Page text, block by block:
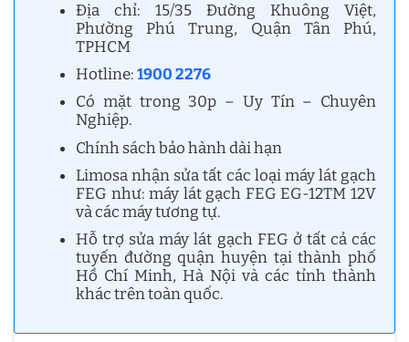
Địa chỉ: 15/35 Đường Khuông Việt,
Phường Phú Trung, Quận Tân Phú,
TPHCM
Hotline:1900 2276
Có mặt trong 30p – Uy Tín – Chuyên
Nghiệp.
Chính sách bảo hành dài hạn
Limosa nhận sửa tất các loại máy lát gạch
FEG như: máy lát gạch FEG EG-12TM 12V
và các máy tương tự.
Hỗ trợ sửa máy lát gạch FEG ở tất cả các
tuyến đường quận huyện tại thành phố
Hồ Chí Minh, Hà Nội và các tỉnh thành
khác trên toàn quốc.